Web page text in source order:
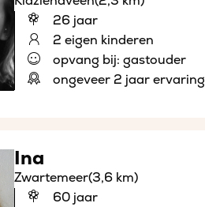
26 jaar
2 eigen kinderen
opvang bij: gastouder
ongeveer 2 jaar ervaring
Ina
Zwartemeer(3,6 km)
60 jaar